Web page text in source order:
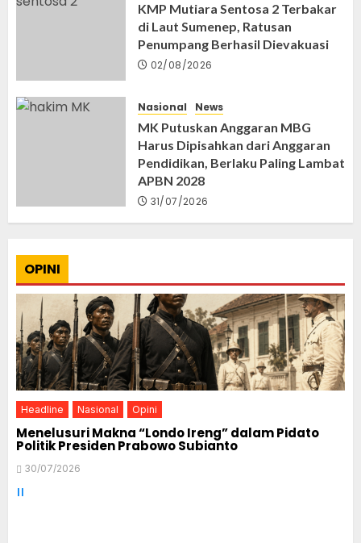
KMP Mutiara Sentosa 2 Terbakar
di Laut Sumenep, Ratusan
Penumpang Berhasil Dievakuasi
02/08/2026
Nasional News
MK Putuskan Anggaran MBG
Harus Dipisahkan dari Anggaran
Pendidikan, Berlaku Paling Lambat
APBN 2028
31/07/2026
OPINI
Headline Nasional Opini
Menelusuri Makna “Londo Ireng” dalam Pidato
Politik Presiden Prabowo Subianto
30/07/2026